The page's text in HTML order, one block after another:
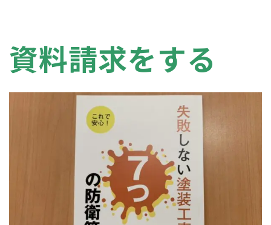
資料請求をする